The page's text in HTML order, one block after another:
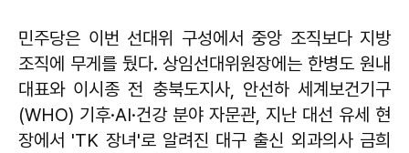
민주당은 이번 선대위 구성에서 중앙 조직보다 지방
조직에 무게를 뒀다. 상임선대위원장에는 한병도 원내
대표와 이시종 전 충북도지사, 안선하 세계보건기구
(WHO) 기후·AI·건강 분야 자문관, 지난 대선 유세 현
장에서 'TK 장녀'로 알려진 대구 출신 외과의사 금희